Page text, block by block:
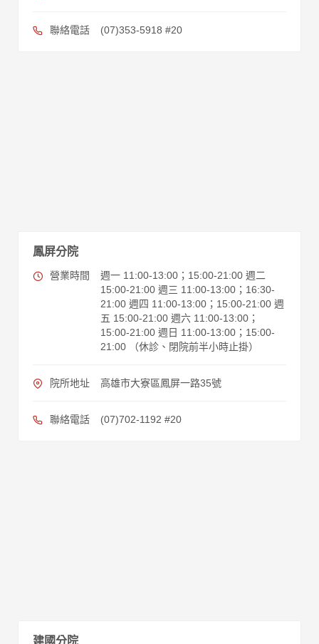
聯絡電話 (07)353-5918 #20
鳳屏分院
營業時間
週一 11:00-13:00；15:00-21:00 週二
15:00-21:00 週三 11:00-13:00；16:30-
21:00 週四 11:00-13:00；15:00-21:00 週
五 15:00-21:00 週六 11:00-13:00；
15:00-21:00 週日 11:00-13:00；15:00-
21:00 （休診、閉院前半小時止掛）
院所地址 高雄市大寮區鳳屏一路35號
聯絡電話 (07)702-1192 #20
建國分院